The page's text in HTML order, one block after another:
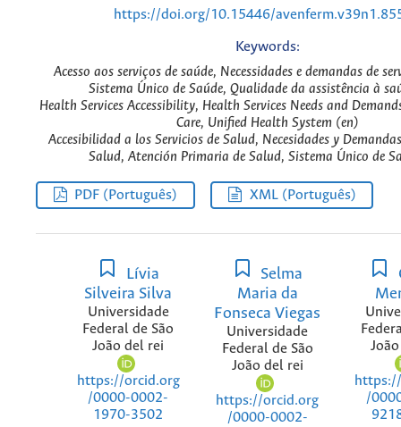
https://doi.org/10.15446/
Keywords:
Acesso aos serviços de saúde, Necessidades e demandas de
Sistema Único de Saúde, Qualidade da assistência à
Health Services Accessibility, Health Services Needs and
Care, Unified Health System (en)
Accesibilidad a los Servicios de Salud, Necesidades y
Salud, Atención Primaria de Salud, Sistema Único de
PDF (Português) XML (Português)
Lívia
Silveira Silva
Universidade
Federal de São
João del rei
https://orcid.org
/0000-0002-
1970-3502
Selma
Maria da
Fonseca Viegas
Universidade
Federal de São
João del rei
https://orcid.org
/0000-0002-
/